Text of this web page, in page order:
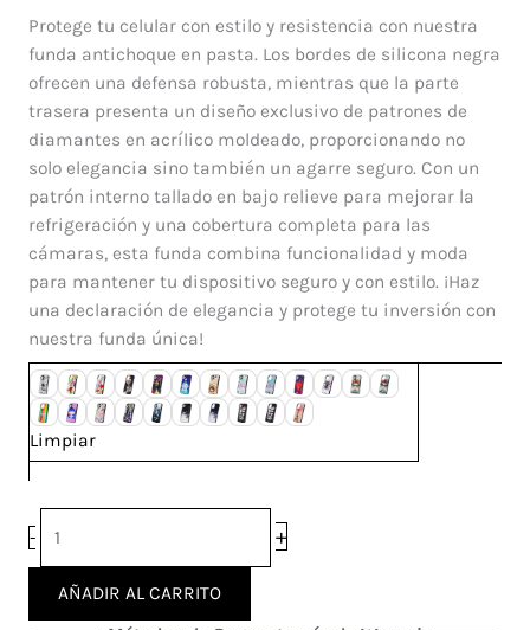
Protege tu celular con estilo y resistencia con nuestra
funda antichoque en pasta. Los bordes de silicona negra
ofrecen una defensa robusta, mientras que la parte
trasera presenta un diseño exclusivo de patrones de
diamantes en acrílico moldeado, proporcionando no
solo elegancia sino también un agarre seguro. Con un
patrón interno tallado en bajo relieve para mejorar la
refrigeración y una cobertura completa para las
cámaras, esta funda combina funcionalidad y moda
para mantener tu dispositivo seguro y con estilo. ¡Haz
una declaración de elegancia y protege tu inversión con
nuestra funda única!
Limpiar
-
Diamante
Iphone
11
+
AÑADIR AL CARRITO